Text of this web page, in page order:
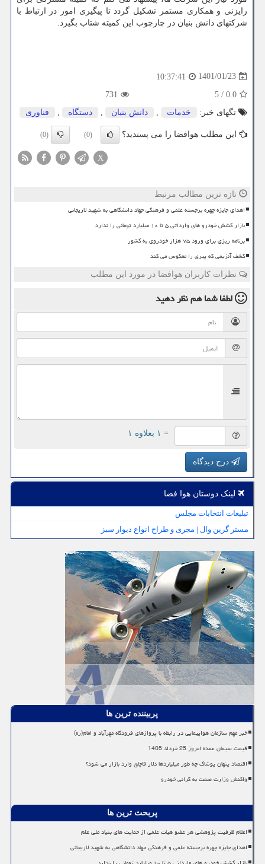
رایزنی و همکاری مستمر تشکیل گردد تا پیگیری امور در ارتباط با
شرکتهای دانش بنیان در چارچوب این کمیته شتاب بگیرد.
1401/01/23
10:37:41
0.0
/
5
731
تگهای خبر:
خدمات , دانش بنیان , دستگاه , فناوری
این مطلب هوافضا را می پسندید؟ (0)
(0)
X
تازه ترین مطالب مرتبط
اهدای جایزه چهره برجسته علمی و فرهنگی جهاد دانشگاهی به شهید لاریجانی
بازار کشش خودرو های وارداتی ۵ تا ۱۰ میلیارد تومانی را ندارد
برنامه ریزی برای ورود ۷۵ هزار خودروی به کشور
کشف آنزیمی که پیری را معکوس می کند
نظرات کاربران هوافضا در مورد این مطلب
لطفا شما همنظر دهید
= ۱ بعلاوه ۱
درج دیدگاه
لینک دوستان هوا فضا
تبلیغات انتخابات مجلس
مستر گرین وال | مجری و طراح انواع دیوار سبز
پربیننده ترین ها
خبر مهم سازمان هواپیمایی در رابطه با پروازهای فرودگاه مهرآباد و امام(ره)
قیمت سیمان عمده امروز 25 خرداد 1405
اقتصاد پنهان پوشاک چه طور میلیاردها دلار قاچاق وارد بازار می شود؟
واکنش وزارت صمت به گرانی خودرو
پربحث ترین ها
اعلام ظرفیت پژوهشی هر عضو هیات علمی از حمایت های بنیاد ملی علم
اهدای جایزه چهره برجسته علمی و فرهنگی جهاد دانشگاهی به شهید لاریجانی